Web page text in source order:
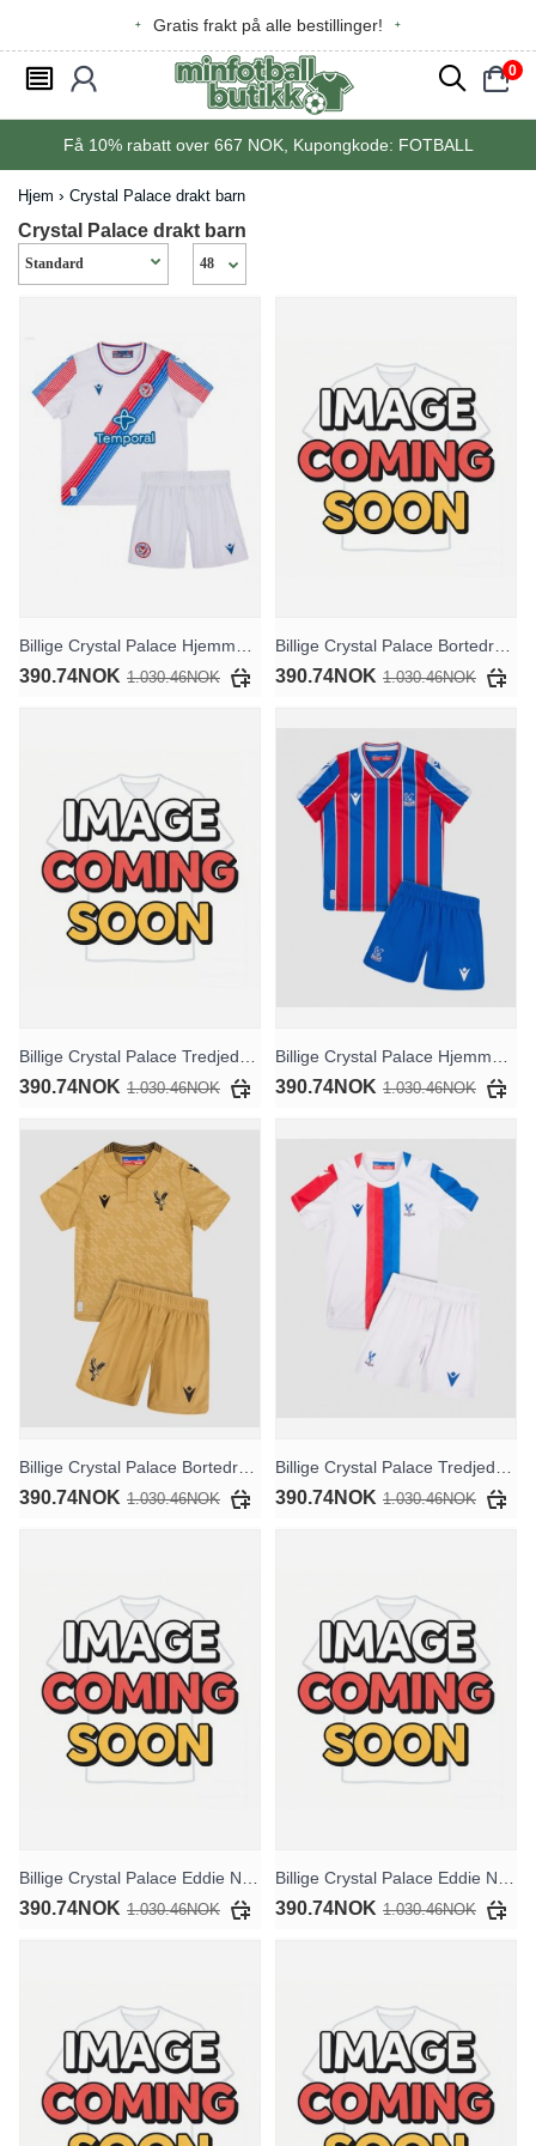
Gratis frakt på alle bestillinger!
󰂩 󰃳 󰂨 0
󰃠
Få 10%rabatt over 667 NOK, Kupongkode: FOTBALL
Hjem Crystal Palace drakt barn
Crystal Palace drakt barn
390.74NOK 1.030.46NOK 390.74NOK 1.030.46NOK
390.74NOK 1.030.46NOK 390.74NOK 1.030.46NOK
390.74NOK 1.030.46NOK 390.74NOK 1.030.46NOK
390.74NOK 1.030.46NOK 390.74NOK 1.030.46NOK